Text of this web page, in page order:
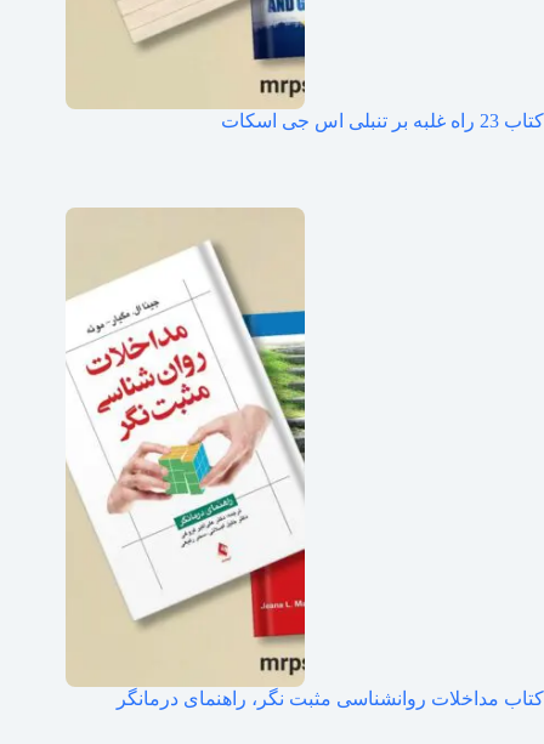
کتاب 23 راه غلبه بر تنبلی اس جی اسکات
کتاب مداخلات روانشناسی مثبت نگر، راهنمای درمانگر